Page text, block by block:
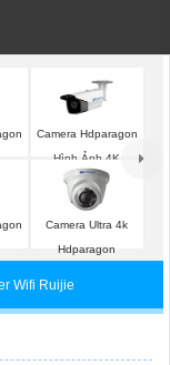
Camera Hdparagon
Hình Ảnh 4K
Camera Ultra 4k
Hdparagon
Wifi Ruijie